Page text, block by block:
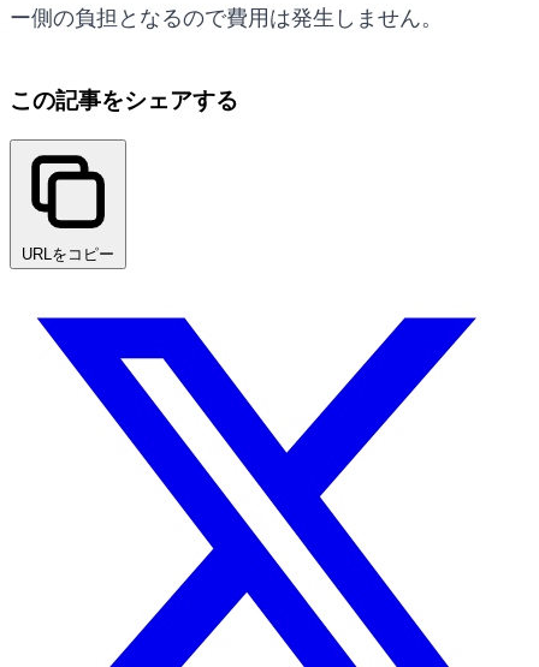
ー側の負担となるので費用は発生しません。
この記事をシェアする
URLをコピー